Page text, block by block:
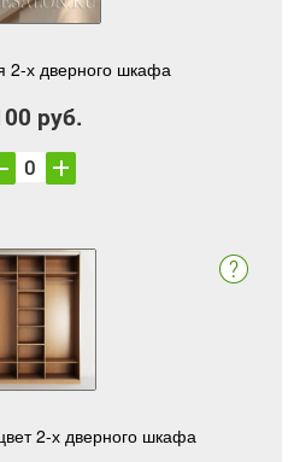
2-х дверного шкафа
руб.
2-х дверного шкафа